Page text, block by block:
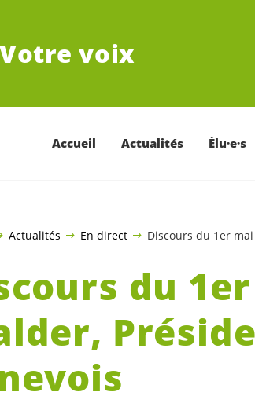
voix
Accueil Actualités Élu·e·s
Actualités En direct Discours du 1er
du